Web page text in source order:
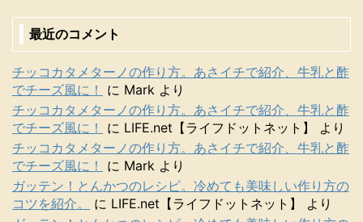
最近のコメント
チッコカタメターノの作り方。あさイチで紹介、牛乳と酢
でチーズ風に！
に Mark より
チッコカタメターノの作り方。あさイチで紹介、牛乳と酢
でチーズ風に！
に LIFE.net【ライフドットネット】
より
チッコカタメターノの作り方。あさイチで紹介、牛乳と酢
でチーズ風に！
に Mark より
ガッテン！とんかつのレシピ。冷めても美味しい作り方の
コツを紹介。
に LIFE.net【ライフドットネット】
より